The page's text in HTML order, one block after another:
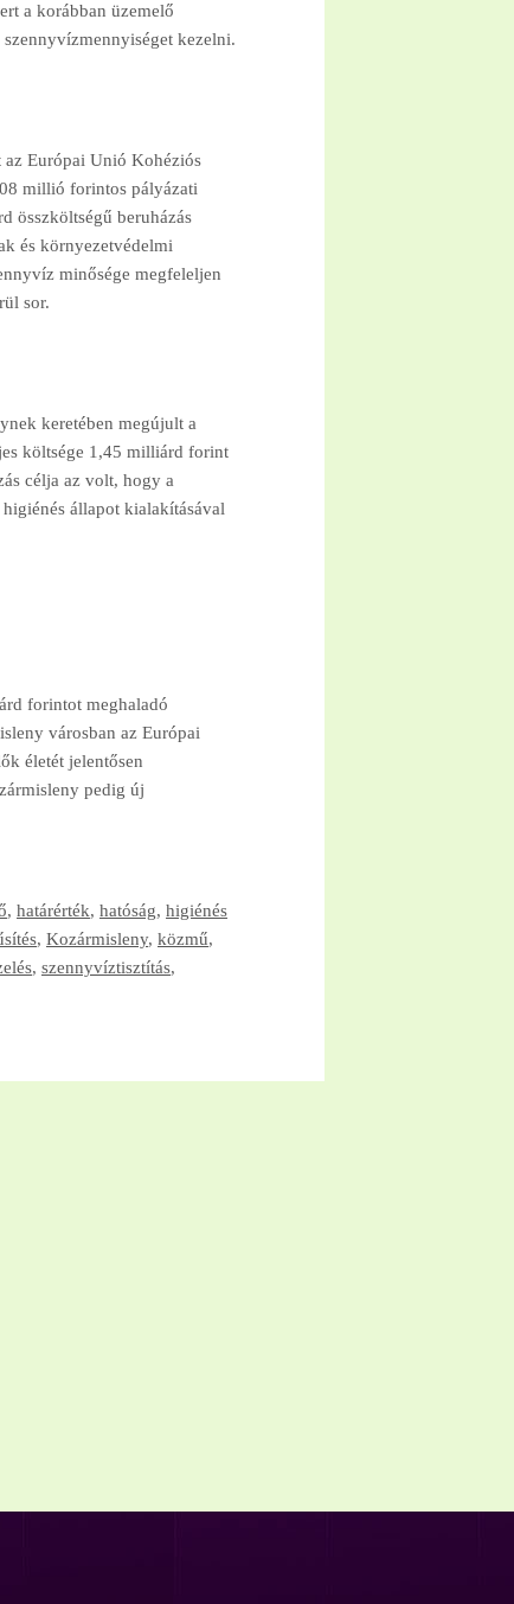
a korábban üzemelő
kezelni.
az Európai Unió Kohéziós
millió forintos pályázati
összköltségű beruházás
és környezetvédelmi
minősége megfeleljen
sor.
keretében megújult a
költsége 1,45 milliárd forint
célja az volt, hogy a
állapot kialakításával
forintot meghaladó
városban az Európai
életét jelentősen
pedig új
, határérték, hatóság, higiénés
, Kozármisleny, közmű,
, szennyvíztisztítás,